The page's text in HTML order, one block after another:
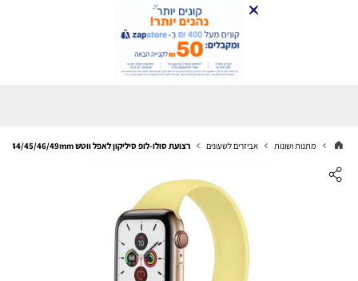
מתנות ושונות אביזרים לשעונים רצועת סולו-לופ סיליקון לאפל ווטש 44/45/46/49mm צהוב מידה M